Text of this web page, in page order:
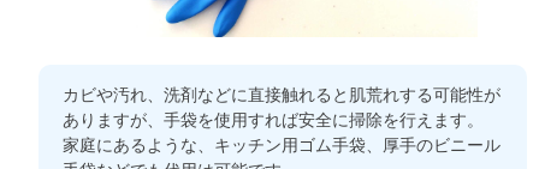
カビや汚れ、洗剤などに直接触れると肌荒れする可能性が
ありますが、手袋を使用すれば安全に掃除を行えます。
家庭にあるような、キッチン用ゴム手袋、厚手のビニール